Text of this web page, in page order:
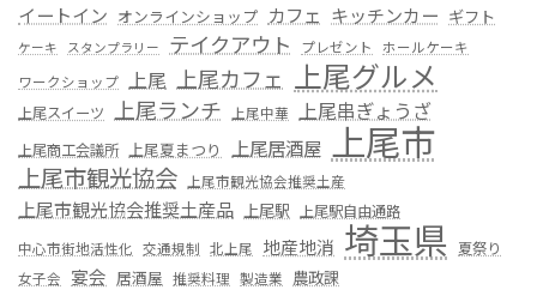
イートイン オンラインショップ カフェ キッチンカー ギフト
ケーキ スタンプラリー テイクアウト プレゼント
ホールケーキ
ワークショップ 上尾 上尾カフェ 上尾グルメ
上尾スイーツ 上尾ランチ 上尾中華 上尾串ぎょうざ
上尾商工会議所 上尾夏まつり 上尾居酒屋 上尾市
上尾市観光協会 上尾市観光協会推奨土産
上尾市観光協会推奨土産品 上尾駅 上尾駅自由通路
中心市街地活性化 交通規制 北上尾 地産地消 埼玉県 夏祭り
女子会 宴会 居酒屋 推奨料理 製造業 農政課